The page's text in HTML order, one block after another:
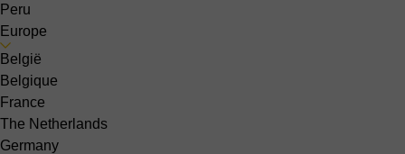
Peru
Europe
België
Belgique
France
The Netherlands
Germany